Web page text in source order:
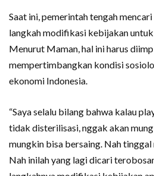
Saat ini, pemerintah tengah
langkah modifikasi kebijakan
Menurut Maman, hal ini harus
mempertimbangkan kondisi
ekonomi Indonesia.
“Saya selalu bilang bahwa kalau
tidak disterilisasi, nggak akan
mungkin bisa bersaing. Nah
Nah inilah yang lagi dicari